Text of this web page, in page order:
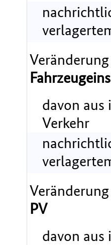
davon
Verkehr
PV
davon